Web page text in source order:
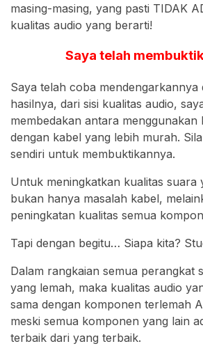
masing-masing, yang pasti TIDAK
kualitas audio yang berarti!
Saya telah
Saya telah coba mendengarkannya
hasilnya, dari sisi kualitas audio,
membedakan antara menggunakan
dengan kabel yang lebih murah.
sendiri untuk membuktikannya.
Untuk meningkatkan kualitas suara
bukan hanya masalah kabel,
peningkatan kualitas semua
Tapi dengan begitu… Siapa kita?
Dalam rangkaian semua perangkat
yang lemah, maka kualitas audio
sama dengan komponen terlemah
meski semua komponen yang lain
terbaik dari yang terbaik.